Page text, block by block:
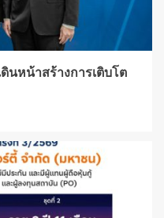
นหน้าสร้างการเติบโต